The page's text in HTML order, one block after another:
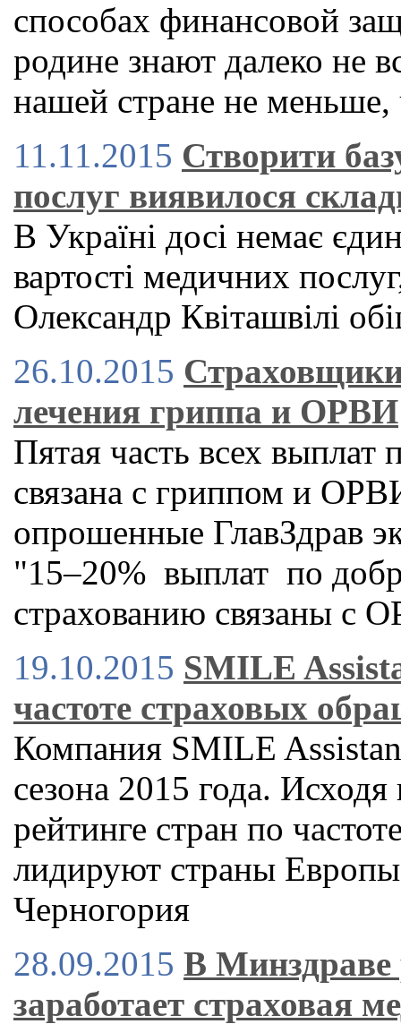
способах финансовой
родине знают далеко не
нашей стране не меньше,
11.11.2015 Створити
послуг виявилося
В Україні досі немає
вартості медичних
Олександр Квіташвілі
26.10.2015
лечения гриппа и ОРВИ
Пятая часть всех
связана с гриппом и
опрошенные ГлавЗдрав
"15–20% выплат по
страхованию связаны с
19.10.2015 SMILE
частоте страховых
Компания SMILE
сезона 2015 года. Исходя
рейтинге стран по
лидируют страны
Черногория
28.09.2015 В Минздраве
заработает страховая